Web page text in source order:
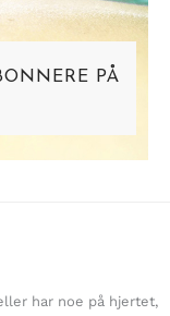
PÅ
har noe på hjertet,